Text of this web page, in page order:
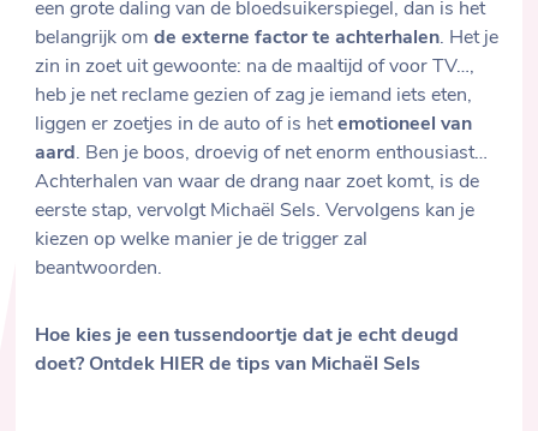
een grote daling van de bloedsuikerspiegel, dan is het
belangrijk omde externe factor te achterhalen. Het je
zin in zoet uit gewoonte: na de maaltijd of voor TV…,
heb je net reclame gezien of zag je iemand iets eten,
liggen er zoetjes in de auto of is hetemotioneel van
aard . Ben je boos, droevig of net enorm enthousiast…
Achterhalen van waar de drang naar zoet komt, is de
eerste stap, vervolgt Michaël Sels. Vervolgens kan je
kiezen op welke manier je de trigger zal
beantwoorden.
Hoe kies je een tussendoortje dat je echt deugd
doet? Ontdek HIER de tips van Michaël Sels